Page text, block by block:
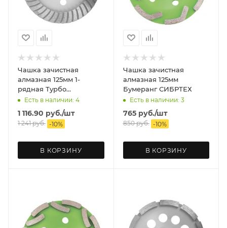
Чашка зачистная
алмазная 125мм 1-
рядная Турбо
РемоКолор
Есть в наличии: 4
1 116.90 руб./шт
1 241руб. -10%
В КОРЗИНУ
Чашка зачистная
алмазная 125мм
Бумеранг СИБРТЕХ
Есть в наличии: 3
765руб./шт
850руб. -10%
В КОРЗИНУ